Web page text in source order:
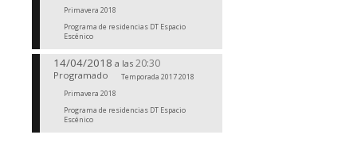
Primavera 2018
Programa de residencias DT Espacio
Escénico
14/04/2018 a las 20:30
Programado
Temporada 2017 2018
Primavera 2018
Programa de residencias DT Espacio
Escénico